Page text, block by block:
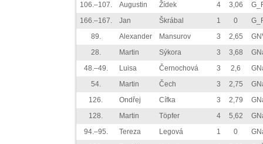
106.–107.
Augustin Žídek 4 3,06
166.–167.
Jan Škrábal 1 0
89.
Alexander Mansurov 3 2,65
28.
Martin Sýkora 3 3,68
48.–49.
Luisa Černochová 3 2,6
54.
Martin Čech 3 2,75
126.
Ondřej Cífka 3 2,79
128.
Martin Töpfer 4 5,62
94.–95.
Tereza Legová 1 0